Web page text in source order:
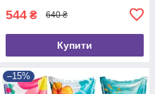
544 ₴ 640 ₴
Купити
–15%